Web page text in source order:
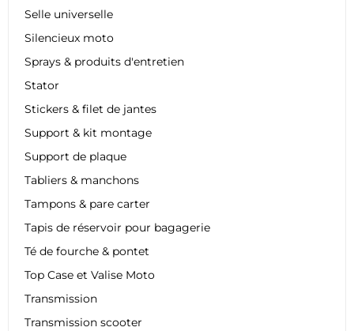
Selle universelle
Silencieux moto
Sprays & produits d'entretien
Stator
Stickers & filet de jantes
Support & kit montage
Support de plaque
Tabliers & manchons
Tampons & pare carter
Tapis de réservoir pour bagagerie
Té de fourche & pontet
Top Case et Valise Moto
Transmission
Transmission scooter